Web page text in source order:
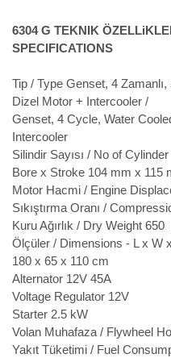
6304 G TEKNIK
SPECIFICATIONS
Tip / Type Genset, 4 Zamanlı,
Dizel Motor + Intercooler /
Genset, 4 Cycle, Water
Intercooler
Silindir Sayısı / No of Cylinder
Bore x Stroke 104 mm x 115
Motor Hacmi / Engine
Sıkıştırma Oranı /
Kuru Ağırlık / Dry Weight 650
Ölçüler / Dimensions - L x W
180 x 65 x 110 cm
Alternator 12V 45A
Voltage Regulator 12V
Starter 2.5 kW
Volan Muhafaza / Flywheel
Yakıt Tüketimi / Fuel